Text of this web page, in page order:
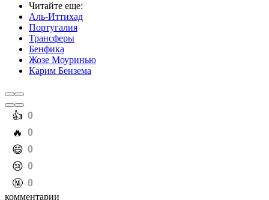
Читайте еще:
Аль-Иттихад
Португалия
Трансферы
Бенфика
Жозе Моуринью
Карим Бензема
️👍 0
️🔥 0
️😄 0
️😢 0
️🤬 0
комментарии